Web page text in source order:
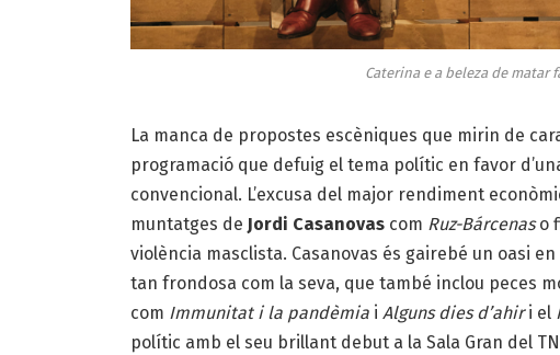
Caterina e a beleza de matar
La manca de propostes escèniques que mirin de
programació que defuig el tema polític en favor
convencional. L’excusa del major rendiment
muntatges de Jordi Casanovascom Ruz-Bárcenaso
violència masclista. Casanovas és gairebé un oasi
tan frondosa com la seva, que també inclou peces
com Immunitat i la pandèmiai Alguns dies d’ahiri el
polític amb el seu brillant debut a la Sala Gran del